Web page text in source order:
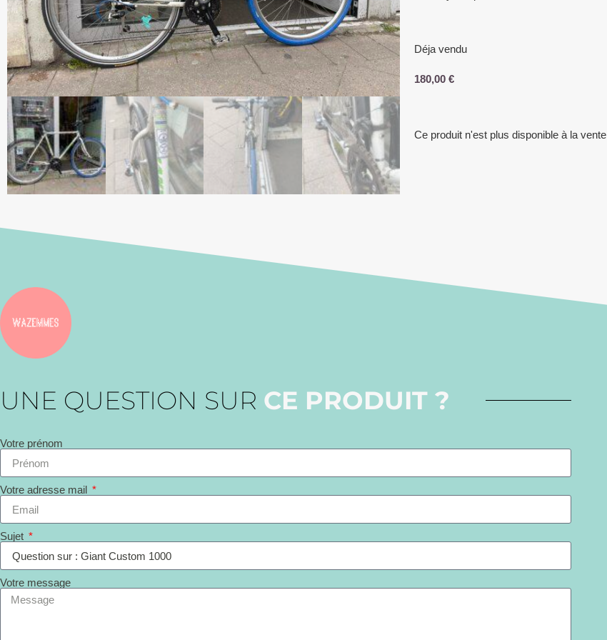
Déja vendu
180,00 €
Ce produit n'est plus disponible à la vente
UNE QUESTION SUR CE PRODUIT ?
Votre prénom
Votre adresse mail
Sujet
Votre message